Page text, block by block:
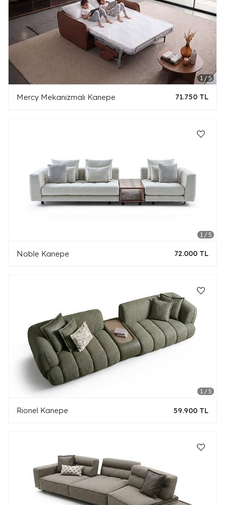
Mercy Mekanizmalı Kanepe 71.750 TL
Noble Kanepe 72.000 TL
Rionel Kanepe 59.900 TL